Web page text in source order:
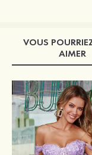
VOUS
AIMER